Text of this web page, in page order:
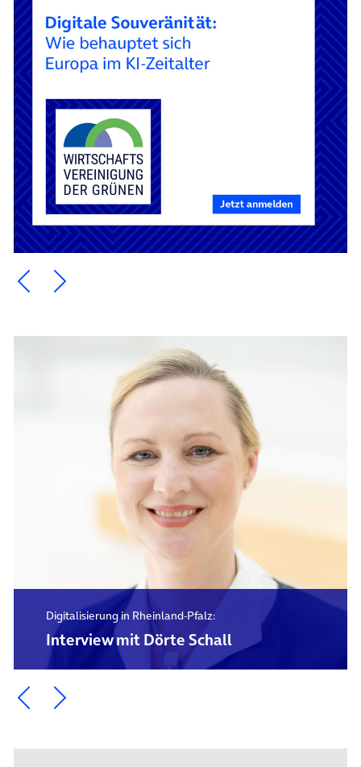
Ein Element zurück blättern
Ein Element weiter blättern
Digitalisierung in Rheinland-Pfalz:
Interview mit Dörte Schall
Ein Element zurück blättern
Ein Element weiter blättern